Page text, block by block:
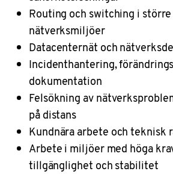
Routing och switching i
nätverksmiljöer
Datacenternät och
Incidenthantering,
dokumentation
Felsökning av
på distans
Kundnära arbete och teknisk
Arbete i miljöer med höga
tillgänglighet och stabilitet